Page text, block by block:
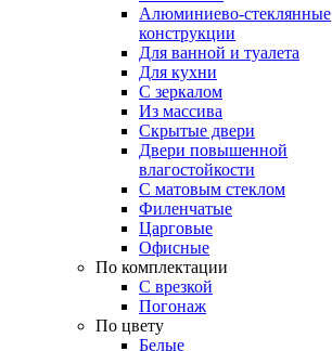
Алюминиево-стеклянные
конструкции
Для ванной и туалета
Для кухни
С зеркалом
Из массива
Скрытые двери
Двери повышенной
влагостойкости
С матовым стеклом
Филенчатые
Царговые
Офисные
По комплектации
С врезкой
Погонаж
По цвету
Белые